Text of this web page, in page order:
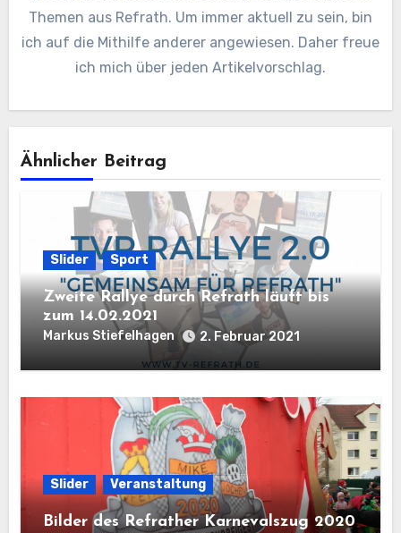
Themen aus Refrath. Um immer aktuell zu sein, bin
ich auf die Mithilfe anderer angewiesen. Daher freue
ich mich über jeden Artikelvorschlag.
Ähnlicher Beitrag
Slider Sport
Zweite Rallye durch Refrath läuft bis
zum 14.02.2021
Markus Stiefelhagen 2. Februar 2021
Slider Veranstaltung
Bilder des Refrather Karnevalszug 2020